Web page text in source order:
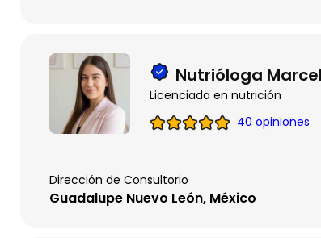
Nutrióloga
Licenciada en nutrición
40 opiniones
Dirección de Consultorio
Guadalupe Nuevo León, México